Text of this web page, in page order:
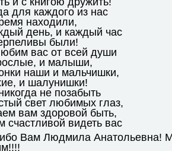
для каждого из нас
находили,
день, и каждый час
были!
вас от всей души
и малыши,
наши и мальчишки,
и шалунишки!
не позабыть
свет любимых глаз,
вам здоровой быть,
счастливой видеть вас
Вам Людмила Анатольевна!